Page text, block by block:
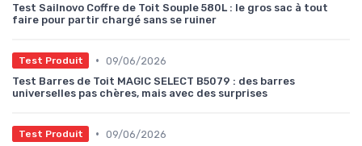
Test Sailnovo Coffre de Toit Souple 580L : le gros sac à tout
faire pour partir chargé sans se ruiner
Test Produit • 09/06/2026
Test Barres de Toit MAGIC SELECT B5079 : des barres
universelles pas chères, mais avec des surprises
Test Produit • 09/06/2026